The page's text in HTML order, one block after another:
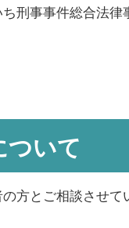
刑事事件総合法律
ついて
方とご相談させ